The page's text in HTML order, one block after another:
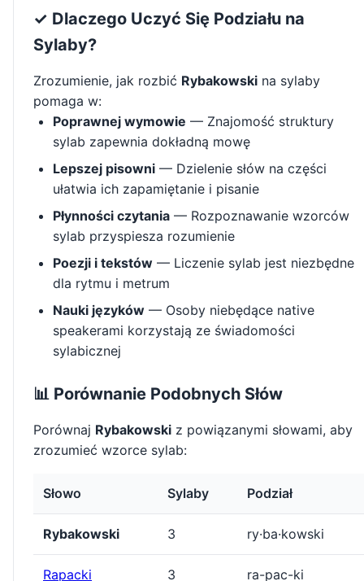
✓ Dlaczego Uczyć Się Podziału na
Sylaby?
Zrozumienie, jak rozbić Rybakowski na sylaby
pomaga w:
Poprawnej wymowie — Znajomość struktury
sylab zapewnia dokładną mowę
Lepszej pisowni — Dzielenie słów na części
ułatwia ich zapamiętanie i pisanie
Płynności czytania — Rozpoznawanie wzorców
sylab przyspiesza rozumienie
Poezji i tekstów — Liczenie sylab jest niezbędne
dla rytmu i metrum
Nauki języków — Osoby niebędące native
speakerami korzystają ze świadomości
sylabicznej
📊 Porównanie Podobnych Słów
Porównaj Rybakowski z powiązanymi słowami, aby
zrozumieć wzorce sylab:
Słowo Sylaby Podział
Rybakowski 3 ry·ba·kowski
Rapacki 3 ra-pac-ki